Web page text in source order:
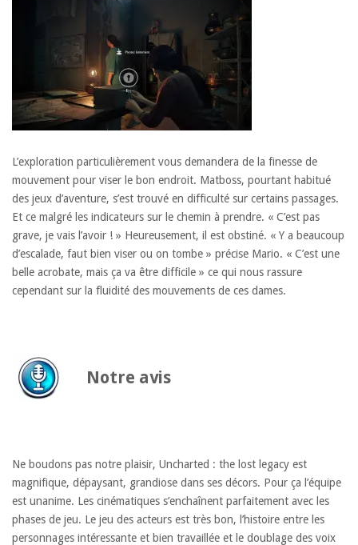
L’exploration particulièrement vous demandera de la finesse de
mouvement pour viser le bon endroit. Matboss, pourtant habitué
des jeux d’aventure, s’est trouvé en difficulté sur certains passages.
Et ce malgré les indicateurs sur le chemin à prendre. « C’est pas
grave, je vais l’avoir ! » Heureusement, il est obstiné. « Y a beaucoup
d’escalade, faut bien viser ou on tombe » précise Mario. « C’est une
belle acrobate, mais ça va être difficile » ce qui nous rassure
cependant sur la fluidité des mouvements de ces dames.
Notre avis
Ne boudons pas notre plaisir, Uncharted : the lost legacy est
magnifique, dépaysant, grandiose dans ses décors. Pour ça l’équipe
est unanime. Les cinématiques s’enchaînent parfaitement avec les
phases de jeu. Le jeu des acteurs est très bon, l’histoire entre les
personnages intéressante et bien travaillée et le doublage des voix